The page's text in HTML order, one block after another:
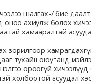
шалгах-/ бие
ахиулж болох
хамааралтай
зорилгоор
тухайн оюутанд
ороогүй
холбоотой асуудал